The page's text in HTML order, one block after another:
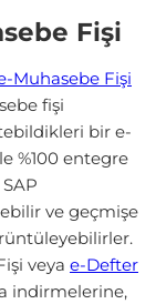
Fişi
Muhasebe Fişi
fişi
bir e-
%100 entegre
ve geçmişe
veya e-Defter
indirmelerine,